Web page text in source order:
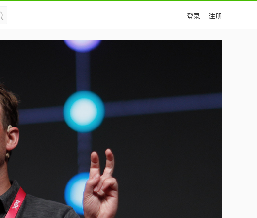
登录 注册